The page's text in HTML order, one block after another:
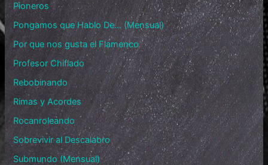
Pioneros
Pongamos que Hablo De… (Mensual)
Por que nos gusta el Flamenco
Profesor Chiflado
Rebobinando
Rimas y Acordes
Rocanroleando
Sobrevivir al Descalabro
Submundo (Mensual)